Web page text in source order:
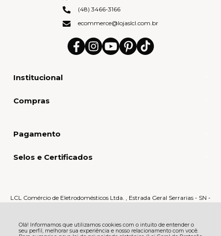
Olá! Informamos que utilizamos cookies com o intuito de entender o
seu perfil, melhorar sua experiência e nosso relacionamento com você.
Institucional
Compras
(48) 3466-3166
ecommerce@lojaslcl.com.br
Pagamento
Selos e Certificados
LCL Comércio de Eletrodomésticos Ltda. , Estrada Geral Serrarias - SN -
Serrarias - 88870-000 - Orleans - SC